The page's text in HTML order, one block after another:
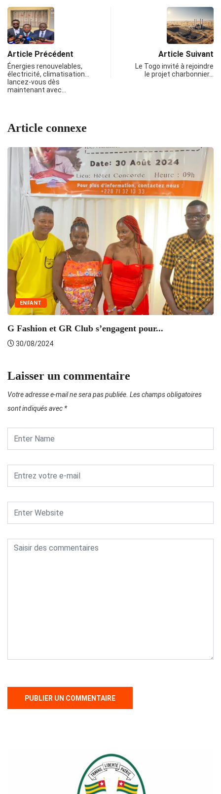
Article Précédent
Énergies renouvelables,
électricité, climatisation…
lancez-vous dès
maintenant avec…
Article Suivant
Le Togo invité à rejoindre
le projet charbonnier…
Article connexe
ENFANT
G Fashion et GR Club s’engagent pour...
30/08/2024
Laisser un commentaire
Votre adresse e-mail ne sera pas publiée. Les champs obligatoires
sont indiqués avec *